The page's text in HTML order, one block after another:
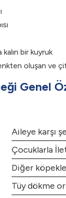
bir kuyruk
oluşan ve
Genel
Aileye karşı
Çocuklarla
Diğer
Tüy dökme